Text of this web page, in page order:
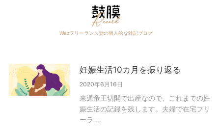
Webフリーランス妻の個人的な雑記ブログ
妊娠生活10カ月を振り返る
2020年6月16日
来週帝王切開で出産なので、これまでの妊
娠生活の記録を残します。夫婦で在宅フリ
ーラ …